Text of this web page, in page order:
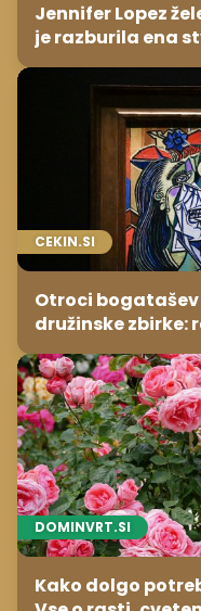
Jennifer Lopez
je razburila ena
CEKIN.SI
Otroci
družinske zbirke:
umetnine
DOMINVRT.SI
Kako dolgo